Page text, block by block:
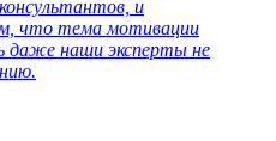
и
что тема мотивации
даже наши эксперты не